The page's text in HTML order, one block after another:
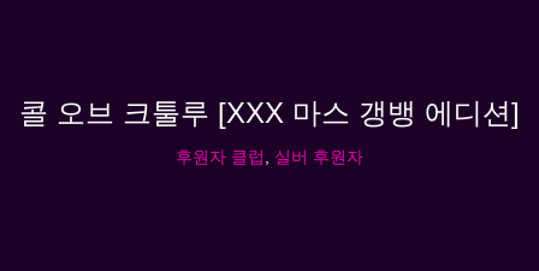
콜 오브 크툴루 [XXX 마스 갱뱅 에디션]
후원자 클럽 실버 후원자